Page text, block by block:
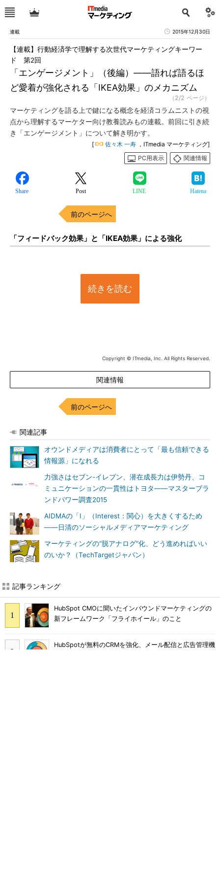
連載 2015年12月30日
「エンゲージメント」（後編）――語れば語るほ
ど愛着が強化される「IKEA効果」のメカニズム
【連載】行動経済学で理解する次世代マーケティングキーワー
ド 第2回
（2/2 ページ）
マーケティングを語る上で鍵になる概念を経済コラムニストの視
点から理解するマーケター向け教養読みもの連載。前回に引き続
き「エンゲージメント」について解き明かす。
[ 佐々木 一寿 ，ITmedia マーケティング]
PC用表示
関連情報
Share Post LINE Hatena
前のページへ
「フィードバック効果」と「IKEA効果」による強化
続きを読む
Copyright © ITmedia, Inc. All Rights Reserved.
関連情報
前のページへ
関連記事
オウンドメディアは消費者にとって「最も信頼できる
情報源」になれる
力強さはセブン-イレブン、潜在成長力は伊勢丹、コ
ミュニケーションの一貫性はトヨタ――マスターブラ
ンドパワー調査2015
AIDMAの「I」（Interest：関心）を大きくするため
――日清のソーシャルメディアマーケティング
マーケティングの“脱アナログ”化、どう進めればいい
のいか？（TechTargetジャパン）
記事ランキング
HubSpot CMOに聞いたインバウンドマーケティングの
新フレームワーク「フライホイール」のこと
HubSpotが無料のCRMを強化、メール配信と広告管理機